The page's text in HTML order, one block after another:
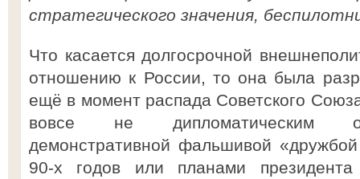
стратегического значения,
Что касается долгосрочной
отношению к России, то она была
ещё в момент распада Советского
вовсе не дипломатическим
демонстративной фальшивой
90-х годов или планами